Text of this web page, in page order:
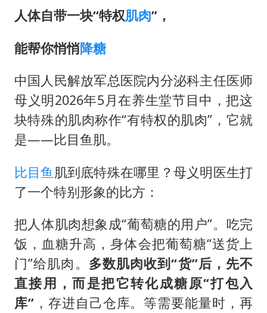
人体自带一块“特权肌肉”，
能帮你悄悄降糖
中国人民解放军总医院内分泌科主任医师
母义明2026年5月在养生堂节目中，把这
块特殊的肌肉称作“有特权的肌肉”，它就
是——比目鱼肌。
比目鱼 肌到底特殊在哪里？母义明医生打
了一个特别形象的比方：
把人体肌肉想象成“葡萄糖的用户”。吃完
饭，血糖升高，身体会把葡萄糖“送货上
门”给肌肉。 多数肌肉收到“货”后，先不
直接用，而是把它转化成糖原“打包入
库”，存进自己仓库。等需要能量时，再